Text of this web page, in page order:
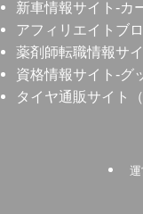
新車情報サイト -カ
アフィリエイトブ
薬剤師転職情報サ
資格情報サイト -グ
タイヤ通販サイト